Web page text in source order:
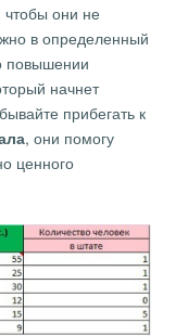
они не
в определенный
повышении
начнет
прибегать к
, они помогу
ценного